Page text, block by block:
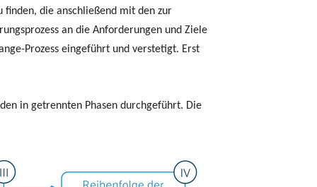
finden, die anschließend mit den zur
an die Anforderungen und Ziele
Prozess eingeführt und verstetigt. Erst
in getrennten Phasen durchgeführt. Die